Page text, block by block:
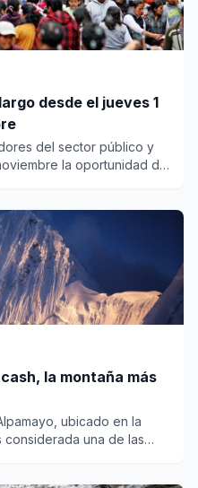
desde el jueves 1
del sector público y
la oportunidad de
la montaña más
ubicado en la
una de las